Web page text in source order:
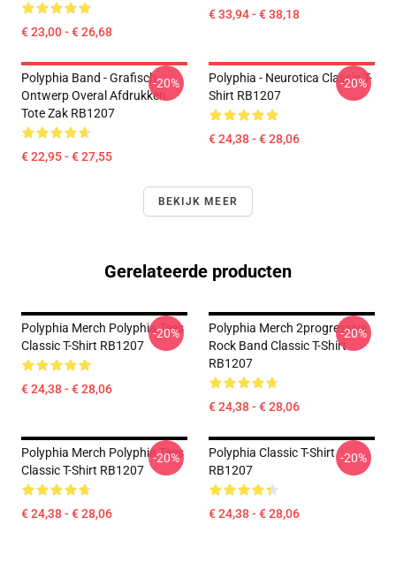
€ 23,00 - € 26,68
€ 33,94 - € 38,18
Polyphia Band - Grafisch
Ontwerp Overal Afdrukken
Tote Zak RB1207
€ 22,95 - € 27,55
-20%
Polyphia - Neurotica Classic T-
Shirt RB1207
€ 24,38 - € 28,06
-20%
BEKIJK MEER
Gerelateerde producten
Polyphia Merch Polyphia Tees
Classic T-Shirt RB1207
€ 24,38 - € 28,06
-20%
Polyphia Merch 2progressive
Rock Band Classic T-Shirt
RB1207
€ 24,38 - € 28,06
-20%
Polyphia Merch Polyphia Tees
Classic T-Shirt RB1207
€ 24,38 - € 28,06
-20%
Polyphia Classic T-Shirt
RB1207
€ 24,38 - € 28,06
-20%